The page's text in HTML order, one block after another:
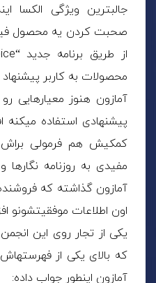
جالبترین ویژگی الکسا
صحبت کردن یه محصول
محصولات به کاربر
آمازون هنوز معیارهایی
پیشنهادی استفاده
کمکیش هم فرمولی
مفیدی به روزنامه
آمازون گذاشته که
اون اطلاعات موفقیتشونو
که بالای یکی از
آمازون اینطور جواب داده: